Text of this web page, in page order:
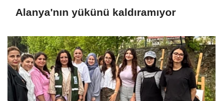
Alanya'nın yükünü kaldıramıyor